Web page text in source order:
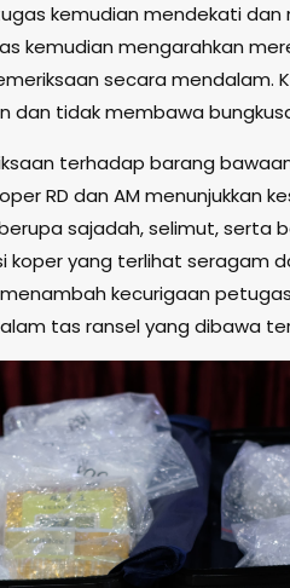
kemudian mendekati dan
kemudian mengarahkan
secara mendalam.
dan tidak membawa
terhadap barang
RD dan AM menunjukkan
sajadah, selimut, serta
koper yang terlihat seragam
kecurigaan
tas ransel yang dibawa